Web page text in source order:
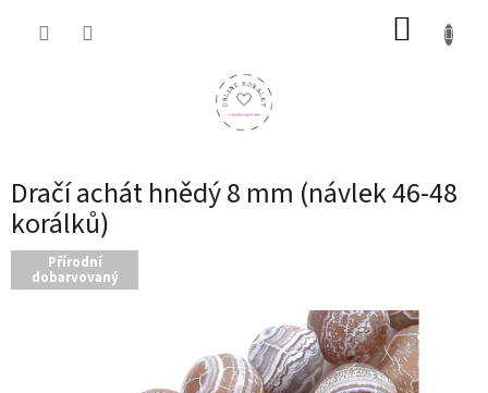
Dračí achát hnědý 8 mm (návlek 46-48
korálků)
Přírodní
dobarvovaný